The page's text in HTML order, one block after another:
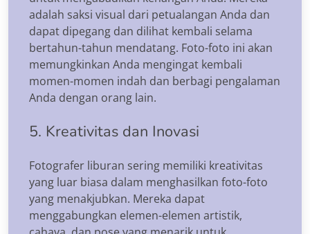
adalah saksi visual dari petualangan Anda dan
dapat dipegang dan dilihat kembali selama
bertahun-tahun mendatang. Foto-foto ini akan
memungkinkan Anda mengingat kembali
momen-momen indah dan berbagi pengalaman
Anda dengan orang lain.
5. Kreativitas dan Inovasi
Fotografer liburan sering memiliki kreativitas
yang luar biasa dalam menghasilkan foto-foto
yang menakjubkan. Mereka dapat
menggabungkan elemen-elemen artistik,